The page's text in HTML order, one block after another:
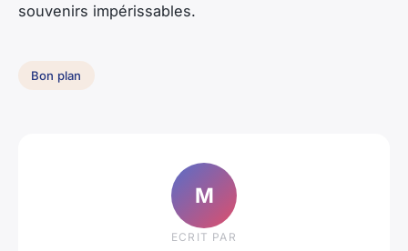
souvenirs impérissables.
Bon plan
M
ECRIT PAR